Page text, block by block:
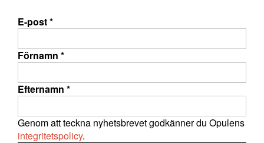
E-post*
Förnamn *
Efternamn *
Genom att teckna nyhetsbrevet godkänner du Opulens
integritetspolicy.